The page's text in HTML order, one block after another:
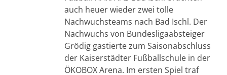
auch heuer wieder zwei tolle
Nachwuchsteams nach Bad Ischl. Der
Nachwuchs von Bundesligaabsteiger
Grödig gastierte zum Saisonabschluss
der Kaiserstädter Fußballschule in der
ÖKOBOX Arena. Im ersten Spiel traf